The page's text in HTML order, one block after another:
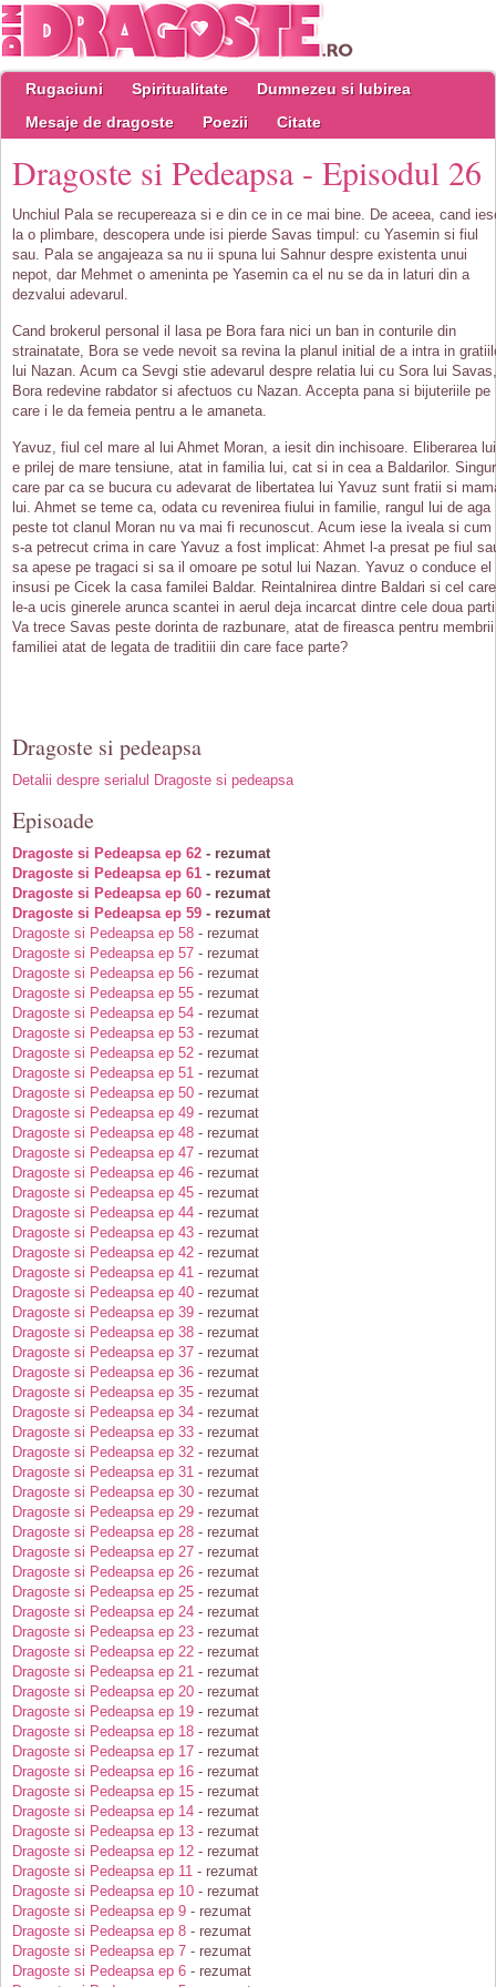
Rugaciuni Spiritualitate
Dumnezeu si Iubirea
Mesaje de dragoste
Poezii Citate
Dragoste si Pedeapsa - Episodul 26
Unchiul Pala se recupereaza si e din ce in ce mai bine. De aceea, cand
la o plimbare, descopera unde isi pierde Savas timpul: cu Yasemin si fiul
sau. Pala se angajeaza sa nu ii spuna lui Sahnur despre existenta unui
nepot, dar Mehmet o ameninta pe Yasemin ca el nu se da in laturi din a
dezvalui adevarul.
Cand brokerul personal il lasa pe Bora fara nici un ban in conturile din
strainatate, Bora se vede nevoit sa revina la planul initial de a intra in
lui Nazan. Acum ca Sevgi stie adevarul despre relatia lui cu Sora lui Savas,
Bora redevine rabdator si afectuos cu Nazan. Accepta pana si bijuteriile pe
care i le da femeia pentru a le amaneta.
Yavuz, fiul cel mare al lui Ahmet Moran, a iesit din inchisoare. Eliberarea lui
e prilej de mare tensiune, atat in familia lui, cat si in cea a Baldarilor.
care par ca se bucura cu adevarat de libertatea lui Yavuz sunt fratii si
lui. Ahmet se teme ca, odata cu revenirea fiului in familie, rangul lui de aga
peste tot clanul Moran nu va mai fi recunoscut. Acum iese la iveala si cum
s-a petrecut crima in care Yavuz a fost implicat: Ahmet l-a presat pe fiul
sa apese pe tragaci si sa il omoare pe sotul lui Nazan. Yavuz o conduce el
insusi pe Cicek la casa familei Baldar. Reintalnirea dintre Baldari si cel care
le-a ucis ginerele arunca scantei in aerul deja incarcat dintre cele doua
Va trece Savas peste dorinta de razbunare, atat de fireasca pentru membrii
familiei atat de legata de traditiii din care face parte?
Dragoste si pedeapsa
Detalii despre serialul Dragoste si pedeapsa
Episoade
Dragoste si Pedeapsa ep 62 - rezumat
Dragoste si Pedeapsa ep 61 - rezumat
Dragoste si Pedeapsa ep 60 - rezumat
Dragoste si Pedeapsa ep 59 - rezumat
Dragoste si Pedeapsa ep 58 - rezumat
Dragoste si Pedeapsa ep 57 - rezumat
Dragoste si Pedeapsa ep 56 - rezumat
Dragoste si Pedeapsa ep 55 - rezumat
Dragoste si Pedeapsa ep 54 - rezumat
Dragoste si Pedeapsa ep 53 - rezumat
Dragoste si Pedeapsa ep 52 - rezumat
Dragoste si Pedeapsa ep 51 - rezumat
Dragoste si Pedeapsa ep 50 - rezumat
Dragoste si Pedeapsa ep 49 - rezumat
Dragoste si Pedeapsa ep 48 - rezumat
Dragoste si Pedeapsa ep 47 - rezumat
Dragoste si Pedeapsa ep 46 - rezumat
Dragoste si Pedeapsa ep 45 - rezumat
Dragoste si Pedeapsa ep 44 - rezumat
Dragoste si Pedeapsa ep 43 - rezumat
Dragoste si Pedeapsa ep 42 - rezumat
Dragoste si Pedeapsa ep 41 - rezumat
Dragoste si Pedeapsa ep 40 - rezumat
Dragoste si Pedeapsa ep 39 - rezumat
Dragoste si Pedeapsa ep 38 - rezumat
Dragoste si Pedeapsa ep 37 - rezumat
Dragoste si Pedeapsa ep 36 - rezumat
Dragoste si Pedeapsa ep 35 - rezumat
Dragoste si Pedeapsa ep 34 - rezumat
Dragoste si Pedeapsa ep 33 - rezumat
Dragoste si Pedeapsa ep 32 - rezumat
Dragoste si Pedeapsa ep 31 - rezumat
Dragoste si Pedeapsa ep 30 - rezumat
Dragoste si Pedeapsa ep 29 - rezumat
Dragoste si Pedeapsa ep 28 - rezumat
Dragoste si Pedeapsa ep 27 - rezumat
Dragoste si Pedeapsa ep 26 - rezumat
Dragoste si Pedeapsa ep 25 - rezumat
Dragoste si Pedeapsa ep 24 - rezumat
Dragoste si Pedeapsa ep 23 - rezumat
Dragoste si Pedeapsa ep 22 - rezumat
Dragoste si Pedeapsa ep 21 - rezumat
Dragoste si Pedeapsa ep 20 - rezumat
Dragoste si Pedeapsa ep 19 - rezumat
Dragoste si Pedeapsa ep 18 - rezumat
Dragoste si Pedeapsa ep 17 - rezumat
Dragoste si Pedeapsa ep 16 - rezumat
Dragoste si Pedeapsa ep 15 - rezumat
Dragoste si Pedeapsa ep 14 - rezumat
Dragoste si Pedeapsa ep 13 - rezumat
Dragoste si Pedeapsa ep 12 - rezumat
Dragoste si Pedeapsa ep 11 - rezumat
Dragoste si Pedeapsa ep 10 - rezumat
Dragoste si Pedeapsa ep 9 - rezumat
Dragoste si Pedeapsa ep 8 - rezumat
Dragoste si Pedeapsa ep 7 - rezumat
Dragoste si Pedeapsa ep 6 - rezumat